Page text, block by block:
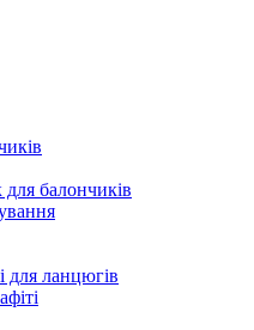
балончиків
для ланцюгів